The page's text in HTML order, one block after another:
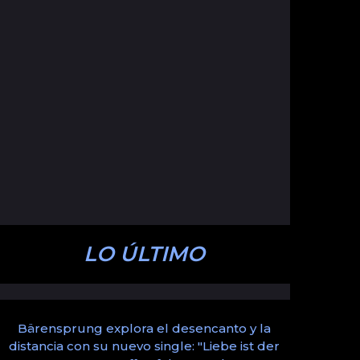
LO ÚLTIMO
Bärensprung explora el desencanto y la
distancia con su nuevo single: "Liebe ist der